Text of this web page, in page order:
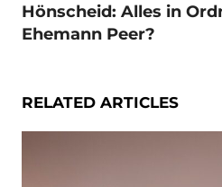
Hönscheid: Alles in
Ehemann Peer?
RELATED ARTICLES